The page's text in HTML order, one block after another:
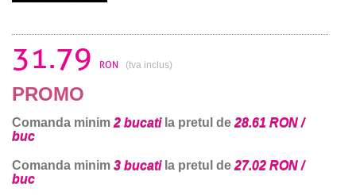
31.79 RON (tva inclus)
PROMO
Comanda minim 2 bucatila pretul de 28.61 RON /
buc
Comanda minim 3 bucatila pretul de 27.02 RON /
buc